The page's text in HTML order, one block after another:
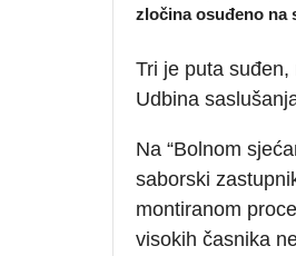
zločina osuđeno na
Tri je puta
Udbina
Na “Bolnom
saborski
montiranom
visokih časnika